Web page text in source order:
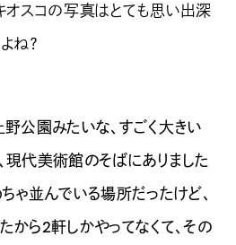
オスコの写真はとても思い出深
ね？
公園みたいな、すごく大きい
現代美術館のそばにありました
ゃ並んでいる場所だったけど、
から2軒しかやってなくて、その